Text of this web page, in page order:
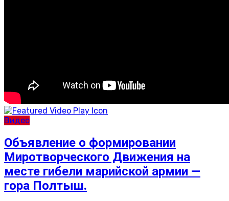
Видео
Объявление о формировании
Миротворческого Движения на
месте гибели марийской армии —
гора Полтыш.